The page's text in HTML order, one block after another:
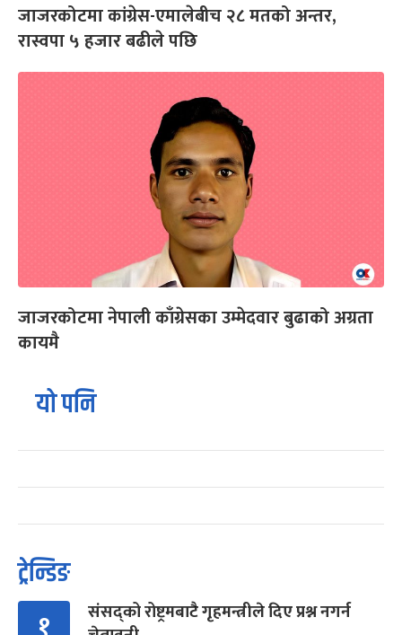
जाजरकोटमा कांग्रेस-एमालेबीच २८ मतको अन्तर,
रास्वपा ५ हजार बढीले पछि
जाजरकोटमा नेपाली काँग्रेसका उम्मेदवार बुढाको अग्रता
कायमै
यो पनि
ट्रेन्डिङ
संसद्को रोष्ट्रमबाटै गृहमन्त्रीले दिए प्रश्न नगर्न